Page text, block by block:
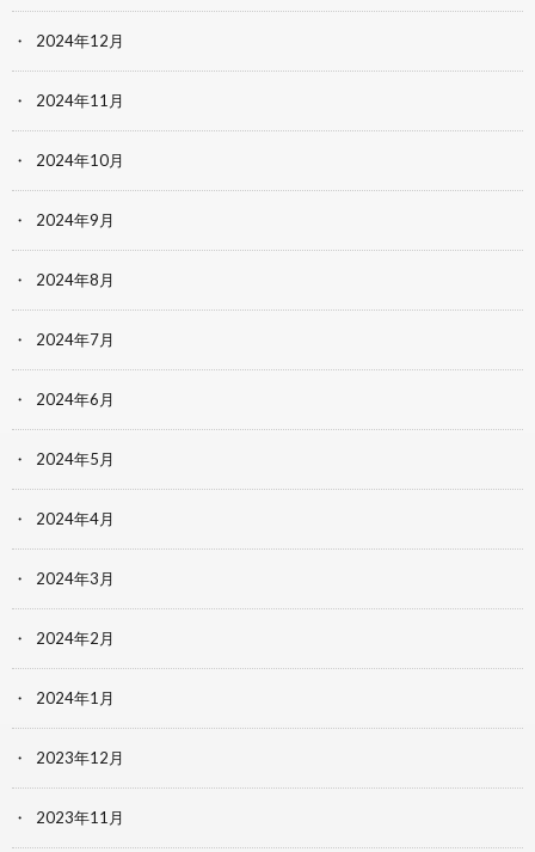
2024年12月
2024年11月
2024年10月
2024年9月
2024年8月
2024年7月
2024年6月
2024年5月
2024年4月
2024年3月
2024年2月
2024年1月
2023年12月
2023年11月